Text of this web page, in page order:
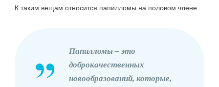
К таким вещам относится папилломы на половом члене.
Папилломы – это
доброкачественных
новообразований, которые,